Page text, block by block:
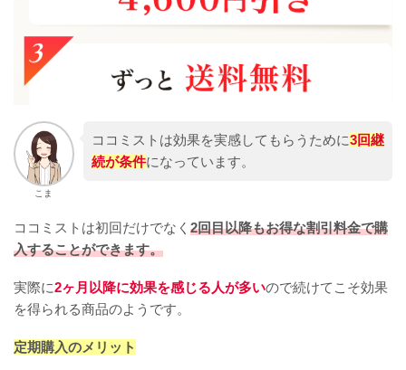
こま
ココミストは効果を実感してもらうために3回継
続が条件になっています。
ココミストは初回だけでなく 2回目以降もお得な割引料金で購
入することができます。
実際に2ヶ月以降に効果を感じる人が多いので続けてこそ効果
を得られる商品のようです。
定期購入のメリット